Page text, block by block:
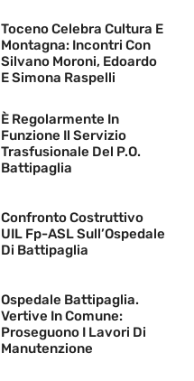
Toceno Celebra Cultura E
Montagna: Incontri Con
Silvano Moroni, Edoardo
E Simona Raspelli
È Regolarmente In
Funzione Il Servizio
Trasfusionale Del P.O.
Battipaglia
Confronto Costruttivo
UIL Fp-ASL Sull’Ospedale
Di Battipaglia
Ospedale Battipaglia.
Vertive In Comune:
Proseguono I Lavori Di
Manutenzione